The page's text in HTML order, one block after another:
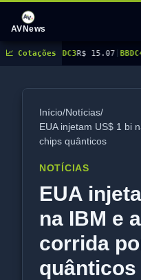
AVNews
📈 Cotações
R$ 15.07| BBDC4R$ 17.18|
Início/Notícias/
EUA injetam US$ 1 bi
chips quânticos
NOTÍCIAS
EUA
na IBM e
corrida
quânticos